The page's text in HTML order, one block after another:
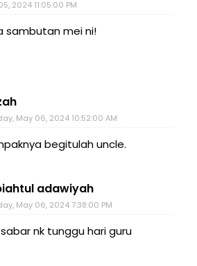
2024 11:05:00 PM
sambutan mei ni!
May 06, 2024 10:52:00 AM
begitulah uncle.
adawiyah
May 06, 2024 7:38:00 PM
nk tunggu hari guru